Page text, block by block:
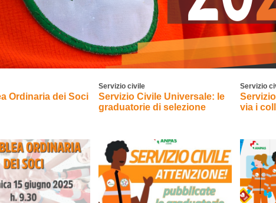
Ordinaria dei Soci
Servizio civile
Servizio Civile Universale: le
graduatorie di selezione
Servizio
via i